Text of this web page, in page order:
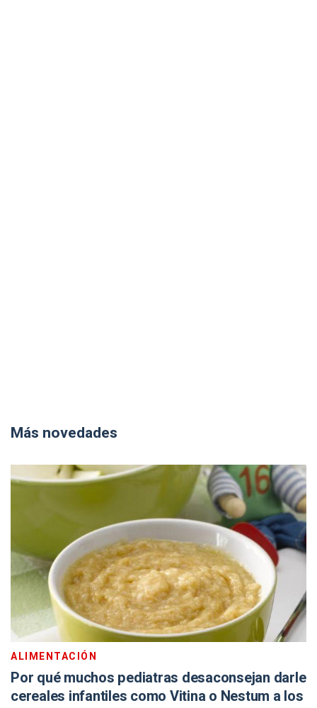
Más novedades
ALIMENTACIÓN
Por qué muchos pediatras desaconsejan darle
cereales infantiles como Vitina o Nestum a los